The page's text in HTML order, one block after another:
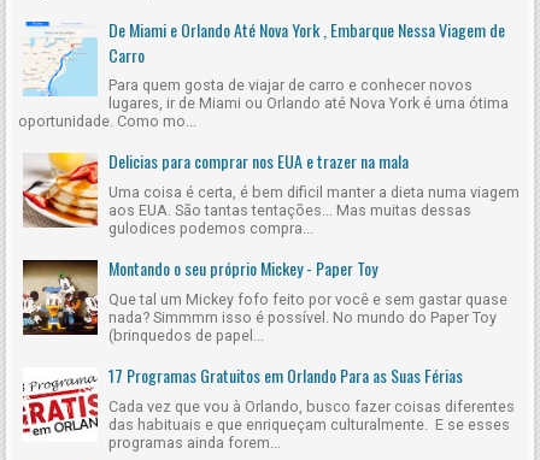
De Miami e Orlando Até Nova York , Embarque Nessa Viagem de
Carro
Para quem gosta de viajar de carro e conhecer novos
lugares, ir de Miami ou Orlando até Nova York é uma ótima
oportunidade. Como mo...
Delicias para comprar nos EUA e trazer na mala
Uma coisa é certa, é bem dificil manter a dieta numa viagem
aos EUA. São tantas tentações... Mas muitas dessas
gulodices podemos compra...
Montando o seu próprio Mickey - Paper Toy
Que tal um Mickey fofo feito por você e sem gastar quase
nada? Simmmm isso é possível. No mundo do Paper Toy
(brinquedos de papel...
17 Programas Gratuitos em Orlando Para as Suas Férias
Cada vez que vou à Orlando, busco fazer coisas diferentes
das habituais e que enriqueçam culturalmente. E se esses
programas ainda forem...